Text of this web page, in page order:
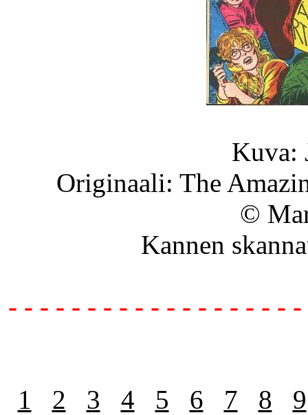
Kuva:
Originaali: The
©
Kannen
- - - - - - - - - - - - - - - - - -
1 2 3 4 5 6 7 8
9